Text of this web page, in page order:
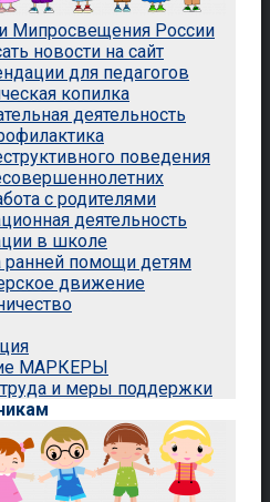
Мипросвещения России
новости на сайт
для педагогов
копилка
деятельность
поведения
с родителями
деятельность
в школе
ранней помощи детям
движение
МАРКЕРЫ
и меры поддержки